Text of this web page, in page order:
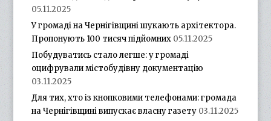
05.11.2025
У громаді на Чернігівщині шукають архітектора.
Пропонують 100 тисяч підйомних 05.11.2025
Побудуватись стало легше: у громаді
оцифрували містобудівну документацію
03.11.2025
Для тих, хто із кнопковими телефонами: громада
на Чернігівщині випускає власну газету 03.11.2025